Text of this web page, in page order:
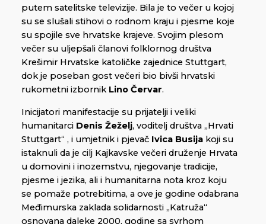
putem satelitske televizije. Bila je to večer u kojoj
su se slušali stihovi o rodnom kraju i pjesme koje
su spojile sve hrvatske krajeve. Svojim plesom
večer su uljepšali članovi folklornog društva
Krešimir Hrvatske katoličke zajednice Stuttgart,
dok je poseban gost večeri bio bivši hrvatski
rukometni izbornik Lino Červar.
Inicijatori manifestacije su prijatelji i veliki
humanitarci Denis Žeželj, voditelj društva „Hrvati
Stuttgart“ , i umjetnik i pjevač Ivica Busija koji su
istaknuli da je cilj Kajkavske večeri druženje Hrvata
u domovini i inozemstvu, njegovanje tradicije,
pjesme i jezika, ali i humanitarna nota kroz koju
se pomaže potrebitima, a ove je godine odabrana
Međimurska zaklada solidarnosti „Katruža“
osnovana daleke 2000. godine sa svrhom